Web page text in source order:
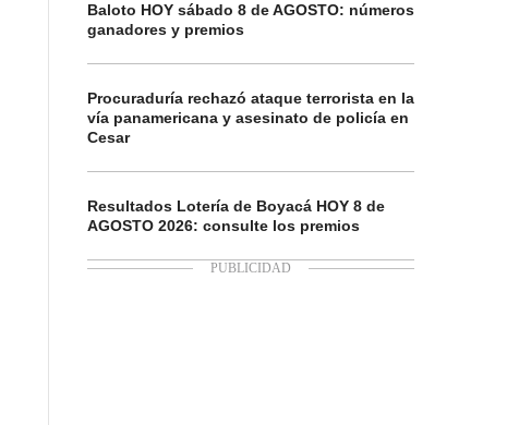
Baloto HOY sábado 8 de AGOSTO: números
ganadores y premios
Procuraduría rechazó ataque terrorista en la
vía panamericana y asesinato de policía en
Cesar
Resultados Lotería de Boyacá HOY 8 de
AGOSTO 2026: consulte los premios